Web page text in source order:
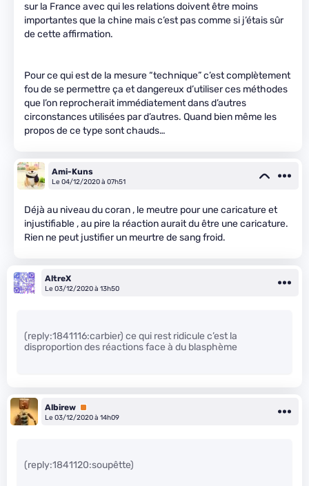
sur la France avec qui les relations doivent être moins
importantes que la chine mais c’est pas comme si j’étais sûr
de cette affirmation.
Pour ce qui est de la mesure “technique” c’est complètement
fou de se permettre ça et dangereux d’utiliser ces méthodes
que l’on reprocherait immédiatement dans d’autres
circonstances utilisées par d’autres. Quand bien même les
propos de ce type sont chauds…
Ami-Kuns
Le 04/12/2020 à 07h51
Déjà au niveau du coran , le meutre pour une caricature et
injustifiable , au pire la réaction aurait du être une caricature.
Rien ne peut justifier un meurtre de sang froid.
AltreX
Le 03/12/2020 à 13h50
(reply:1841116:carbier) ce qui rest ridicule c’est la
disproportion des réactions face à du blasphème
Albirew Premium
Le 03/12/2020 à 14h09
(reply:1841120:soupêtte)